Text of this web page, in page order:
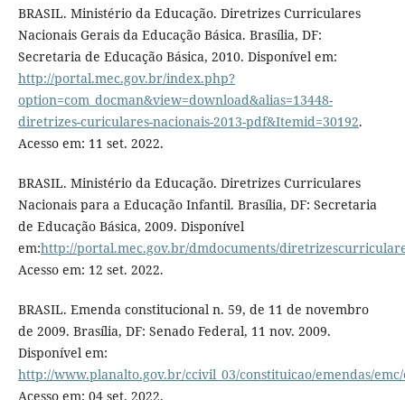
BRASIL. Ministério da Educação. Diretrizes Curriculares
Nacionais Gerais da Educação Básica. Brasília, DF:
Secretaria de Educação Básica, 2010. Disponível em:
http://portal.mec.gov.br/index.php?
option=com_docman&view=download&alias=13448-
diretrizes-curiculares-nacionais-2013-pdf&Itemid=30192.
Acesso em: 11 set. 2022.
BRASIL. Ministério da Educação. Diretrizes Curriculares
Nacionais para a Educação Infantil. Brasília, DF: Secretaria
de Educação Básica, 2009. Disponível
em:http://portal.mec.gov.br/dmdocuments/
Acesso em: 12 set. 2022.
BRASIL. Emenda constitucional n. 59, de 11 de novembro
de 2009. Brasília, DF: Senado Federal, 11 nov. 2009.
Disponível em:
http://www.planalto.gov.br/ccivil_03/constituicao/emendas/
Acesso em: 04 set. 2022.